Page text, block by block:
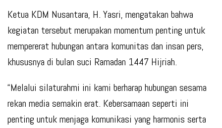
Ketua KDM Nusantara, H. Yasri, mengatakan bahwa
kegiatan tersebut merupakan momentum penting untuk
mempererat hubungan antara komunitas dan insan pers,
khususnya di bulan suci Ramadan 1447 Hijriah.
“Melalui silaturahmi ini kami berharap hubungan sesama
rekan media semakin erat. Kebersamaan seperti ini
penting untuk menjaga komunikasi yang harmonis serta